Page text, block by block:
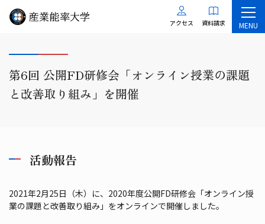
アクセス 資料請求 MENU
第6回 公開FD研修会「オンライン授業の課題
と改善取り組み」を開催
活動報告
2021年2月25日（木）に、2020年度公開FD研修会「オンライン授
業の課題と改善取り組み」をオンラインで開催しました。